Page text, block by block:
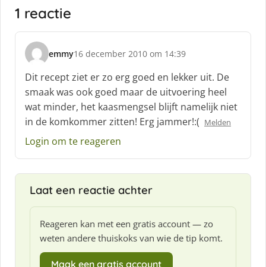
1 reactie
emmy
s
c
h
r
e
e
:
16 december 2010 om 14:39
Dit recept ziet er zo erg goed en lekker uit. De
smaak was ook goed maar de uitvoering heel
wat minder, het kaasmengsel blijft namelijk niet
in de komkommer zitten! Erg jammer!:( Melden
Login om te reageren
Laat een reactie achter
Reageren kan met een gratis account — zo
weten andere thuiskoks van wie de tip komt.
Maak een gratis account